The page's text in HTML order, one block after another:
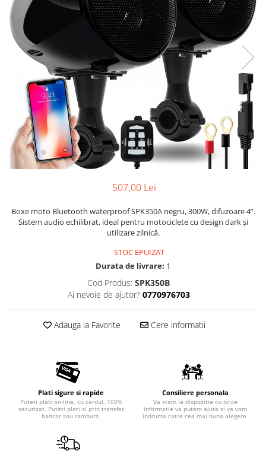
507,00 Lei
Boxe moto Bluetooth waterproof SPK350A negru, 300W, difuzoare 4”.
Sistem audio echilibrat, ideal pentru motociclete cu design dark și
utilizare zilnică.
STOC EPUIZAT
Durata de livrare: 1
Cod Produs: SPK350B
Ai nevoie de ajutor? 0770976703
Adauga la Favorite Cere informatii
Plati sigure si rapide
Puteti plati on-line, cu cardul, 100%
securizat. Puteti plati si prin transfer
bancar sau ramburs.
Consiliere personala
Va stam la dispozitie cu orice
informatie va putem ajuta si va vom
indruma catre cea mai buna alegere.